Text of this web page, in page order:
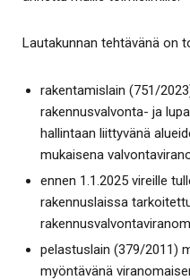
Lautakunnan tehtävänä on
rakentamislain (751/
rakennusvalvonta- ja
hallintaan liittyvänä
mukaisena
ennen 1.1.2025 vireille
rakennuslaissa
pelastuslain (379/2011)
myöntävänä